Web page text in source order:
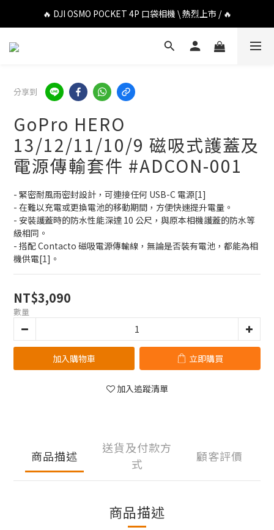
🔥 DJI OSMO POCKET 4P 口袋相機 \ 熱烈上市 / 🔥
🔥 DJI OSMO POCKET 4P 口袋相機 \ 熱烈上市 / 🔥
🔥 Insta360 Luna Ultra 雲台相機 \ 熱烈上市 / 🔥
🔥 DJI OSMO POCKET 4P 口袋相機 \ 熱烈上市 / 🔥
分享到
GoPro HERO
13/12/11/10/9 磁吸式護蓋及
電源傳輸套件 #ADCON-001
- 緊密耐風雨密封設計，可連接任何 USB-C 電源[1]
- 在難以充電或更換電池的移動期間，方便快速提升電量。
- 安裝護蓋時的防水性能深達 10 公尺，與原本相機護蓋的防水等
級相同。
- 搭配 Contacto 磁吸電源傳輸線，無論是否裝有電池，都能為相
機供電[1]。
NT$3,090
數量
加入購物車 立即購買
加入追蹤清單
商品描述
送貨及付款方
式
顧客評價
商品描述